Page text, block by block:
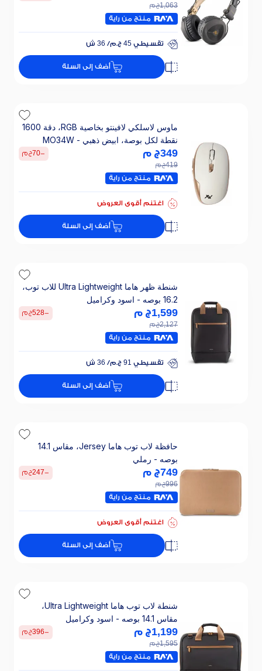
1,063ج م
منتج من راية
تقسيطي 45 ج.م/ 36 ش
خصم 30% على الفائدة
أضف إلى السلة
ماوس لاسلكي لافينتو بخاصية RGB، دقة 1600
نقطة لكل بوصة، ابيض ذهبي - MO34W
349ج م
419ج م
-
70ج م
منتج من راية
اغتنم أقوى العروض
أضف إلى السلة
شنطة ظهر هاما Ultra Lightweight للاب توب،
16.2 بوصه - اسود وكراميل
1,599ج م
2,127ج م
-
528ج م
منتج من راية
تقسيطي 91 ج.م/ 36 ش
خصم 30% على الفائدة
أضف إلى السلة
حافظة لاب توب هاما Jersey، مقاس 14.1
بوصه - رملي
749ج م
996ج م
-
247ج م
منتج من راية
اغتنم أقوى العروض
أضف إلى السلة
شنطة لاب توب هاما Ultra Lightweight،
مقاس 14.1 بوصه - اسود وكراميل
1,199ج م
1,595ج م
-
396ج م
منتج من راية